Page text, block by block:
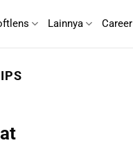
Lainnya Career